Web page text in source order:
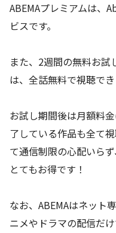
ABEMAプレミアムは、
ビスです。
また、2週間の無料お試
は、全話無料で視聴でき
お試し期間後は月額料
了している作品も全て
て通信制限の心配いら
とてもお得です！
なお、ABEMAはネット
ニメやドラマの配信だ